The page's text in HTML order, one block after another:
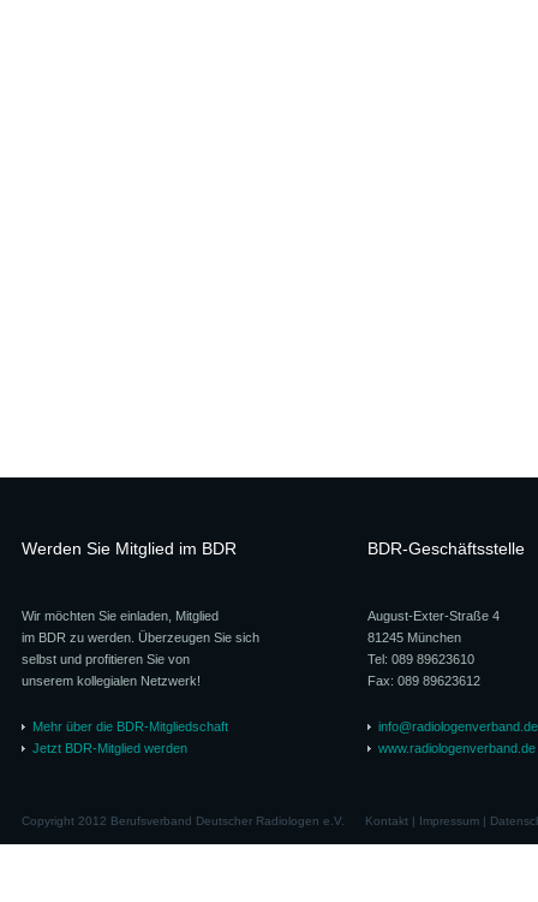
Werden Sie Mitglied im BDR
Wir möchten Sie einladen, Mitglied
im BDR zu werden. Überzeugen Sie sich
selbst und profitieren Sie von
unserem kollegialen Netzwerk!
Mehr über die BDR-Mitgliedschaft
Jetzt BDR-Mitglied werden
BDR-Geschäftsstelle
August-Exter-Straße 4
81245 München
Tel: 089 89623610
Fax: 089 89623612
info@radiologenverband.de
www.radiologenverband.de
Copyright 2012 Berufsverband Deutscher Radiologen e.V. Kontakt| Impressum|